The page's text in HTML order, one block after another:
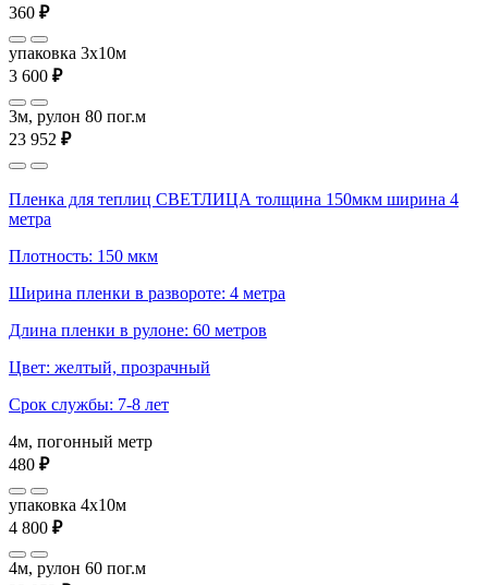
360 ₽
упаковка 3x10м
3 600 ₽
3м, рулон 80 пог.м
23 952 ₽
Пленка для теплиц СВЕТЛИЦА толщина 150мкм ширина 4
метра
Плотность: 150 мкм
Ширина пленки в развороте: 4 метра
Длина пленки в рулоне: 60 метров
Цвет: желтый, прозрачный
Срок службы: 7-8 лет
4м, погонный метр
480 ₽
упаковка 4x10м
4 800 ₽
4м, рулон 60 пог.м